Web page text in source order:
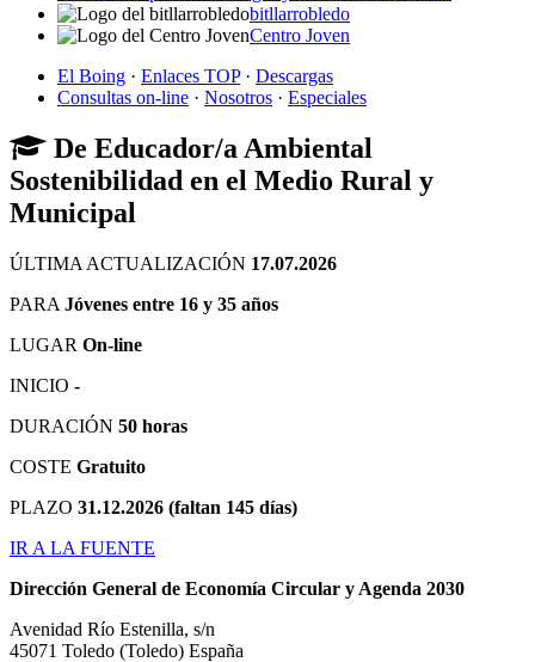
bitllarrobledo
Centro Joven
El Boing · Enlaces TOP· Descargas
Consultas on-line · Nosotros · Especiales
De Educador/a Ambiental
Sostenibilidad en el Medio Rural y
Municipal
ÚLTIMA ACTUALIZACIÓN 17.07.2026
PARA Jóvenes entre 16 y 35 años
LUGAR On-line
INICIO -
DURACIÓN 50 horas
COSTE Gratuito
PLAZO 31.12.2026 (faltan 145 días)
IR A LA FUENTE
Dirección General de Economía Circular y Agenda 2030
Avenidad Río Estenilla, s/n
45071 Toledo (Toledo) España